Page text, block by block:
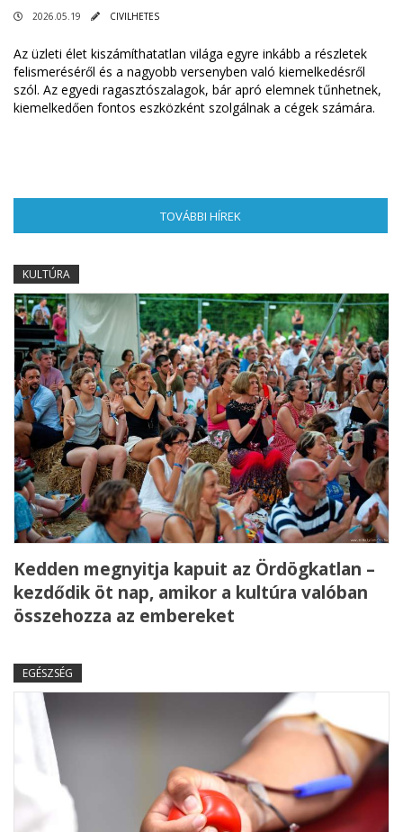
2026.05.19 CIVILHETES
Az üzleti élet kiszámíthatatlan világa egyre inkább a részletek
felismeréséről és a nagyobb versenyben való kiemelkedésről
szól. Az egyedi ragasztószalagok, bár apró elemnek tűnhetnek,
kiemelkedően fontos eszközként szolgálnak a cégek számára.
TOVÁBBI HÍREK
KULTÚRA
Kedden megnyitja kapuit az Ördögkatlan –
kezdődik öt nap, amikor a kultúra valóban
összehozza az embereket
EGÉSZSÉG